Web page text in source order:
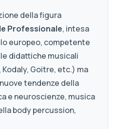
della figura
Professionale, intesa
europeo, competente
didattiche musicali
Goitre, etc.) ma
tendenze della
e neuroscienze, musica
body percussion,